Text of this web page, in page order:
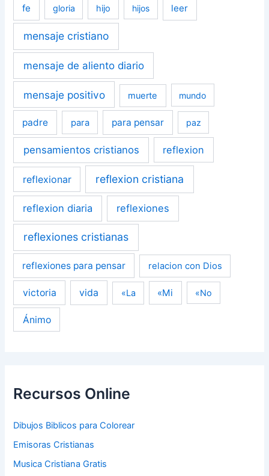
fe gloria hijo hijos leer
mensaje cristiano
mensaje de aliento diario
mensaje positivo muerte mundo
padre para para pensar paz
pensamientos cristianos reflexion
reflexionar reflexion cristiana
reflexion diaria reflexiones
reflexiones cristianas
reflexiones para pensar relacion con Dios
victoria vida «La «Mi «No
Ánimo
Recursos Online
Dibujos Biblicos para Colorear
Emisoras Cristianas
Musica Cristiana Gratis